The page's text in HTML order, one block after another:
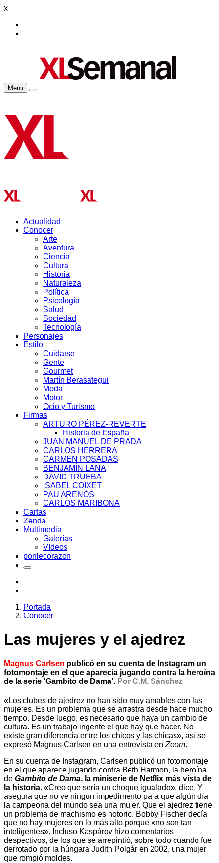
x
Menu
Actualidad
Conocer
Arte
Aventura
Ciencia
Cultura
Historia
Naturaleza
Política
Psicología
Salud
Sociedad
Tecnología
Personajes
Estilo
Cuidarse
Gente
Gourmet
Martín Berasategui
Moda
Motor
Ocio y Turismo
Firmas
ARTURO PÉREZ-REVERTE
Historia de España
JUAN MANUEL DE PRADA
CARLOS HERRERA
CARMEN POSADAS
BENJAMÍN LANA
DAVID TRUEBA
ISABEL COIXET
PAU ARENÓS
CARLOS MARIBONA
Cartas
Zenda
Multimedia
Galerías
Vídeos
ponlecorazon
Portada
Conocer
Las mujeres y el ajedrez
Magnus Carlsen publicó en su cuenta de Instagram un
fotomontaje en el que aparecía jugando contra la heroína
de la serie ‘Gambito de Dama’. Por C.M. Sánchez
«Los clubes de ajedrez no han sido muy amables con las
mujeres. Es un problema que se arrastra desde hace mucho
tiempo. Desde luego, es necesario que haya un cambio de
cultura. Es un trabajo ingente el que hay que hacer. No
existe gran diferencia entre los chicos y las chicas», así se
expresó Magnus Carlsen en una entrevista en Zoom.
En su cuenta de Instagram, Carlsen publicó un fotomontaje
en el que aparece jugando contra Beth Harmon, la heroína
de Gambito de Dama, la miniserie de Netflix más vista de
la historia. «Creo que sería un choque igualado», dice. Y
asegura que no ve ningún impedimento para que algún día
la campeona del mundo sea una mujer. Que el ajedrez tiene
un problema de machismo es notorio. Bobby Fischer decía
que no hay mujeres en lo más alto porque «no son tan
inteligentes». Incluso Kaspárov hizo comentarios
despectivos, de los que se arrepintió, sobre todo cuando fue
derrotado por la húngara Judith Polgár en 2002, una mujer
que rompió moldes.